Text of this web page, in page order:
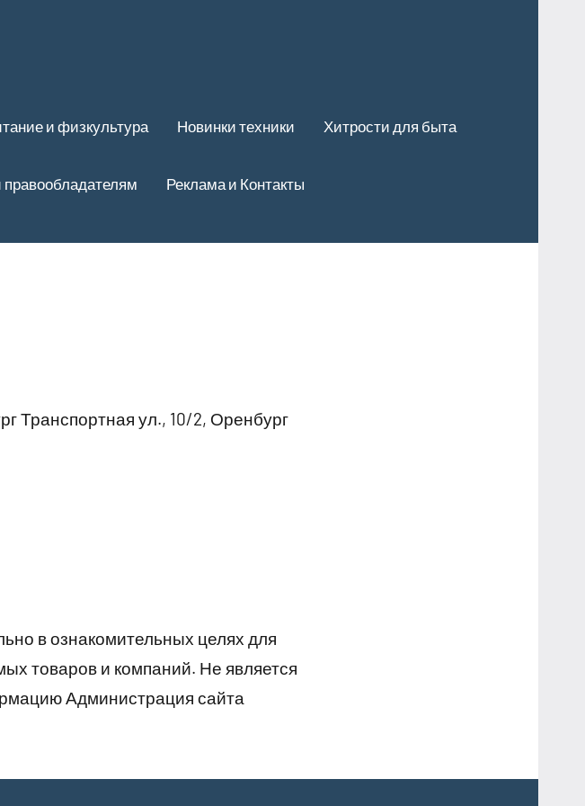
и физкультура Новинки техники Хитрости для быта
правообладателям Реклама и Контакты
Транспортная ул., 10/2, Оренбург
в ознакомительных целях для
товаров и компаний. Не является
Администрация сайта